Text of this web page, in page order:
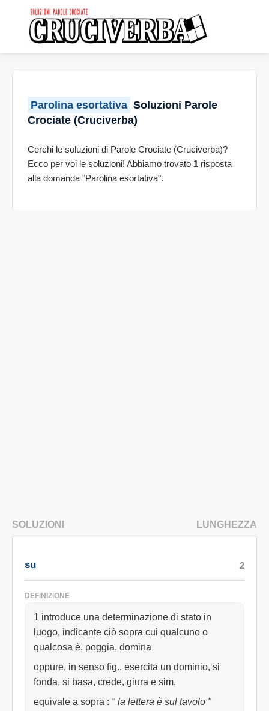
Parolina esortativa Soluzioni Parole
Crociate (Cruciverba)
Cerchi le soluzioni di Parole Crociate (Cruciverba)?
Ecco per voi le soluzioni! Abbiamo trovato 1 risposta
alla domanda "Parolina esortativa".
SOLUZIONI LUNGHEZZA
su
DEFINIZIONE
1 introduce una determinazione di stato in
luogo, indicante ciò sopra cui qualcuno o
qualcosa è, poggia, domina
oppure, in senso fig., esercita un dominio, si
fonda, si basa, crede, giura e sim.
equivale a sopra : " la lettera è sul tavolo "
2